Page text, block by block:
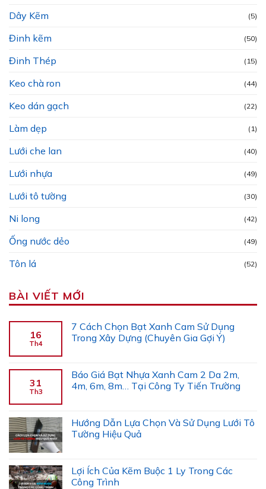
Dây Kẽm (5)
Đinh kẽm (50)
Đinh Thép (15)
Keo chà ron (44)
Keo dán gạch (22)
Làm dẹp (1)
Lưới che lan (40)
Lưới nhựa (49)
Lưới tô tường (30)
Ni long (42)
Ống nước dẻo (49)
Tôn lá (52)
BÀI VIẾT MỚI
16
Th4
7 Cách Chọn Bạt Xanh Cam Sử Dụng
Trong Xây Dựng (Chuyên Gia Gợi Ý)
31
Th3
Báo Giá Bạt Nhựa Xanh Cam 2 Da 2m,
4m, 6m, 8m… Tại Công Ty Tiến Trường
Hướng Dẫn Lựa Chọn Và Sử Dụng Lưới Tô
Tường Hiệu Quả
Lợi Ích Của Kẽm Buộc 1 Ly Trong Các
Công Trình